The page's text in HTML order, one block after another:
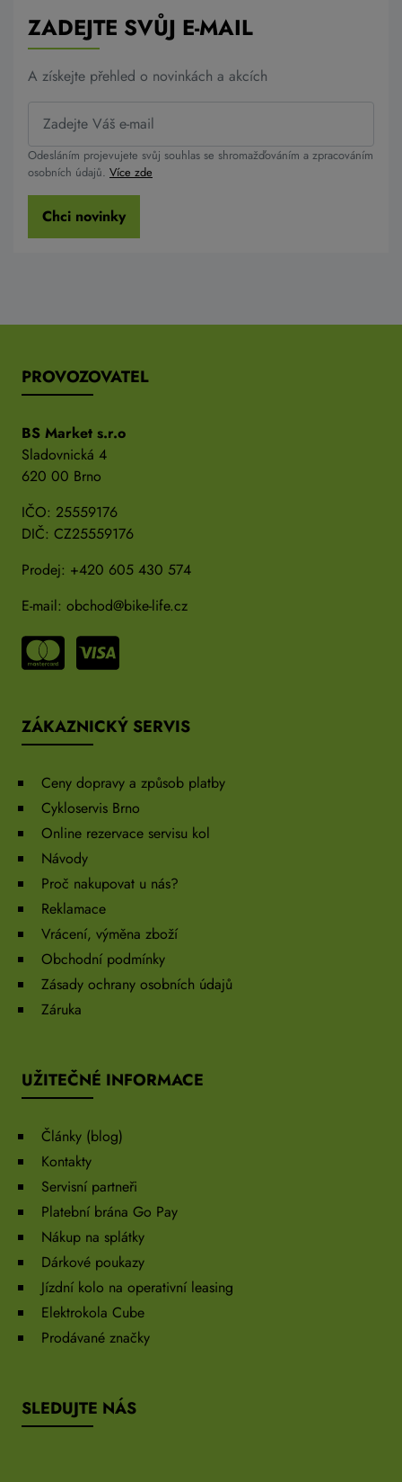
ZADEJTE SVŮJ E-MAIL
A získejte přehled o novinkách a akcích
Odesláním projevujete svůj souhlas se shromažďováním a zpracováním
osobních údajů. Více zde
Chci novinky
PROVOZOVATEL
BS Market s.r.o
Sladovnická 4
620 00 Brno
IČO: 25559176
DIČ: CZ25559176
Prodej: +420 605 430 574
E-mail: obchod@bike-life.cz
ZÁKAZNICKÝ SERVIS
Ceny dopravy a způsob platby
Cykloservis Brno
Online rezervace servisu kol
Návody
Proč nakupovat u nás?
Reklamace
Vrácení, výměna zboží
Obchodní podmínky
Zásady ochrany osobních údajů
Záruka
UŽITEČNÉ INFORMACE
Články (blog)
Kontakty
Servisní partneři
Platební brána Go Pay
Nákup na splátky
Dárkové poukazy
Jízdní kolo na operativní leasing
Elektrokola Cube
Prodávané značky
SLEDUJTE NÁS